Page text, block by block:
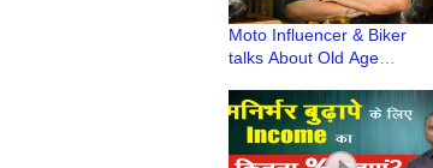
Moto Influencer & Biker
talks About Old Age
Age की तैयारी | Retirement Ke
Baad